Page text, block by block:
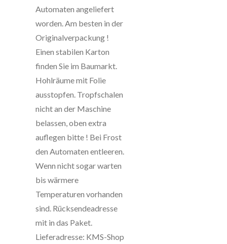
Automaten angeliefert
worden. Am besten in der
Originalverpackung !
Einen stabilen Karton
finden Sie im Baumarkt.
Hohlräume mit Folie
ausstopfen. Tropfschalen
nicht an der Maschine
belassen, oben extra
auflegen bitte ! Bei Frost
den Automaten entleeren.
Wenn nicht sogar warten
bis wärmere
Temperaturen vorhanden
sind. Rücksendeadresse
mit in das Paket.
Lieferadresse: KMS-Shop